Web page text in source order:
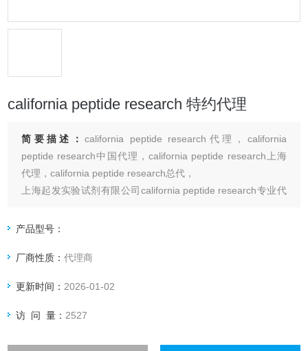
california peptide research 特约代理
简要描述：california peptide research代理，california
peptide research中国代理，california peptide research上海
代理，california peptide research总代，
上海起发实验试剂有限公司california peptide research专业代
产品型号：
厂商性质：代理商
更新时间： 2026-01-02
访 问 量： 2527